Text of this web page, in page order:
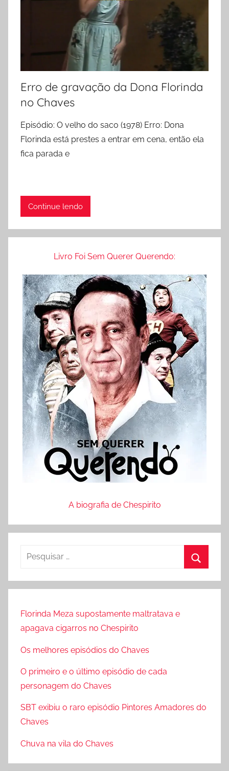
Erro de gravação da Dona Florinda
no Chaves
Episódio: O velho do saco (1978) Erro: Dona
Florinda está prestes a entrar em cena, então ela
fica parada e
Continue lendo
Livro Foi Sem Querer Querendo:
A biografia de Chespirito
s
u
a
r
r
:
r
Florinda Meza supostamente maltratava e
apagava cigarros no Chespirito
Os melhores episódios do Chaves
O primeiro e o último episódio de cada
personagem do Chaves
SBT exibiu o raro episódio Pintores Amadores do
Chaves
Chuva na vila do Chaves